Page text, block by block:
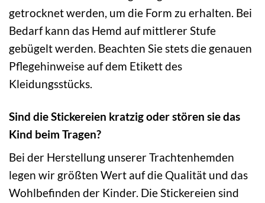
getrocknet werden, um die Form zu erhalten. Bei
Bedarf kann das Hemd auf mittlerer Stufe
gebügelt werden. Beachten Sie stets die genauen
Pflegehinweise auf dem Etikett des
Kleidungsstücks.
Sind die Stickereien kratzig oder stören sie das
Kind beim Tragen?
Bei der Herstellung unserer Trachtenhemden
legen wir größten Wert auf die Qualität und das
Wohlbefinden der Kinder. Die Stickereien sind